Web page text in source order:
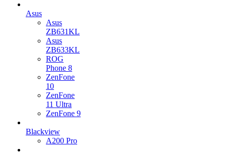
Asus
Asus
ZB631KL
Asus
ZB633KL
ROG
Phone 8
ZenFone
10
ZenFone
11 Ultra
ZenFone 9
Blackview
A200 Pro